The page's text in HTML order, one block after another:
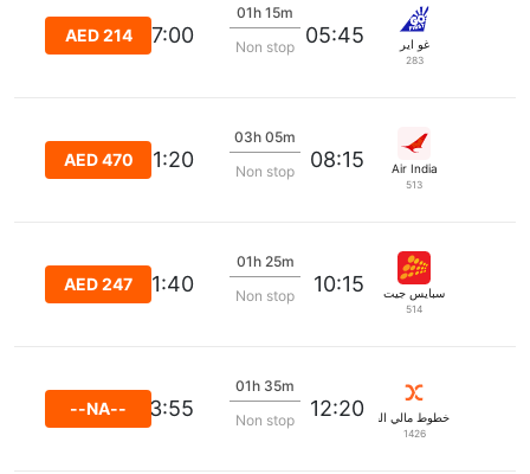
غو اير
283
05:45
01h 15m
Non stop
07:00
AED 214
Air India
513
08:15
03h 05m
Non stop
11:20
AED 470
سبايس جيت
514
10:15
01h 25m
Non stop
11:40
AED 247
خطوط مالي الجوية
1426
12:20
01h 35m
Non stop
13:55
--NA--